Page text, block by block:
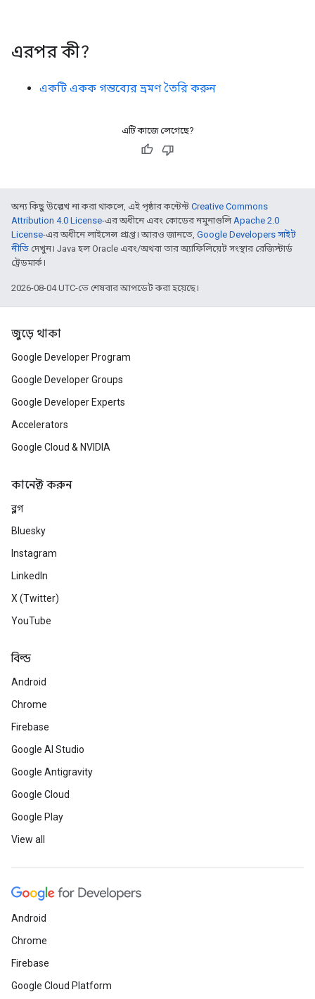
এরপর কী?
একটি একক গন্তব্যের ভ্রমণ তৈরি করুন
এটি কাজে লেগেছে?
অন্য কিছু উল্লেখ না করা থাকলে, এই পৃষ্ঠার কন্টেন্ট Creative Commons
Attribution 4.0 License-এর অধীনে এবং কোডের নমুনাগুলি Apache 2.0
License-এর অধীনে লাইসেন্স প্রাপ্ত। আরও জানতে, Google Developers সাইট
নীতি দেখুন। Java হল Oracle এবং/অথবা তার অ্যাফিলিয়েট সংস্থার রেজিস্টার্ড
ট্রেডমার্ক।
2026-08-04 UTC-তে শেষবার আপডেট করা হয়েছে।
জুড়ে থাকা
Google Developer Program
Google Developer Groups
Google Developer Experts
Accelerators
Google Cloud & NVIDIA
কানেক্ট করুন
ব্লগ
Bluesky
Instagram
LinkedIn
X (Twitter)
YouTube
বিল্ড
Android
Chrome
Firebase
Google AI Studio
Google Antigravity
Google Cloud
Google Play
View all
Android
Chrome
Firebase
Google Cloud Platform